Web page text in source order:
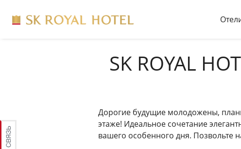
SK ROYAL
Дорогие будущие молодожены,
этаже! Идеальное сочетание
вашего особенного дня.